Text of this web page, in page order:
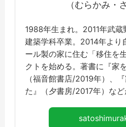
（むらかみ・
1988年生まれ。2011年武
建築学科卒業。2014年より
ール製の家に住む「移住を
クトを始める。著書に『家
（福音館書店/2019年）、
た』（夕書房/2017年）など